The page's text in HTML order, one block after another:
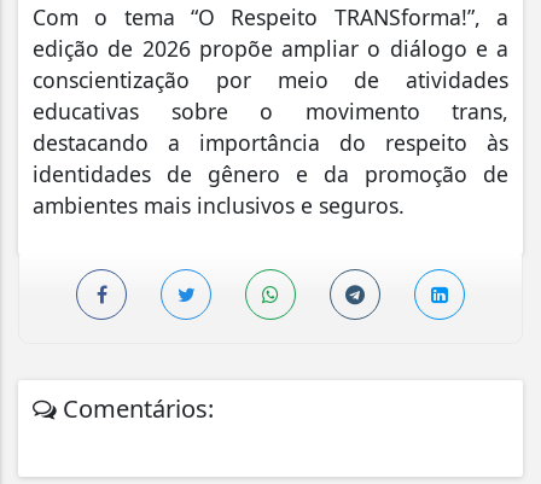
Com o tema “O Respeito TRANSforma!”, a
edição de 2026 propõe ampliar o diálogo e a
conscientização por meio de atividades
educativas sobre o movimento trans,
destacando a importância do respeito às
identidades de gênero e da promoção de
ambientes mais inclusivos e seguros.
Comentários: